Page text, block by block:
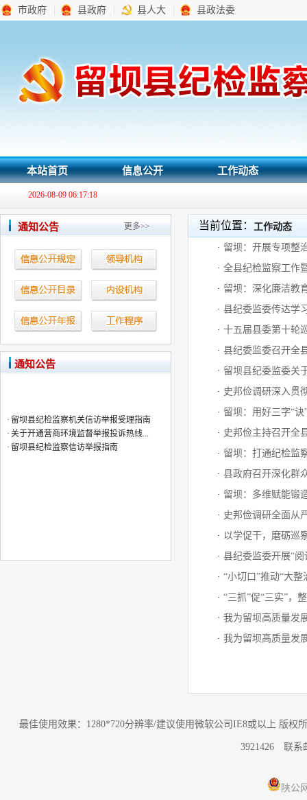
市政府 县政府 县人大 县政法委
本站首页 信息公开 工作动态
2026-08-09 06:17:18
通知公告 更多>>
通知公告
·留坝县纪检监察机关信访举报受理指南
关于开通营商环境监督举报投诉热线...
留坝县纪检监察信访举报指南
关于开通营商环境监督举报投诉热线...
留坝县纪检监察信访举报指南
当前位置： 工作动态
· 留坝：开展专项整
· 全县纪检监察工作
· 留坝：深化廉洁教
· 县纪委监委传达学
· 十五届县委第十轮
· 县纪委监委召开全
· 留坝县纪委监委关
· 史邦俭调研深入贯
· 留坝：用好三字“
· 史邦俭主持召开全
· 留坝：打通纪检监
· 县政府召开深化群
· 留坝：多维赋能锻
· 史邦俭调研全面从
· 以学促干，磨砺巡
· 县纪委监委开展“
· “小切口”推动“大整
· “三抓”促“三实”，
· 我为留坝高质量发
· 我为留坝高质量发
最佳使用效果：1280*720分辨率/建议使用微软公司IE8或以上 版
3921426 联系
陕公